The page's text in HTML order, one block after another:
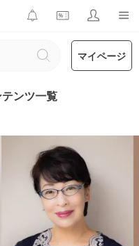
マイページ
テンツ一覧